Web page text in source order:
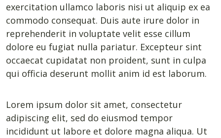
exercitation ullamco laboris nisi ut aliquip ex ea
commodo consequat. Duis aute irure dolor in
reprehenderit in voluptate velit esse cillum
dolore eu fugiat nulla pariatur. Excepteur sint
occaecat cupidatat non proident, sunt in culpa
qui officia deserunt mollit anim id est laborum.
Lorem ipsum dolor sit amet, consectetur
adipiscing elit, sed do eiusmod tempor
incididunt ut labore et dolore magna aliqua. Ut